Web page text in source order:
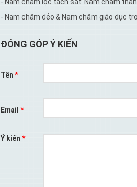
- Nam châm dẻo & Nam châm giáo dục
ĐÓNG GÓP Ý KIẾN
Tên *
Email *
Ý kiến *